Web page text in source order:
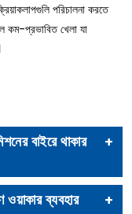
পরিচালনা করতে
কম-প্রভাবিত খেলা যা
বাইরে থাকার
ব্যবহার